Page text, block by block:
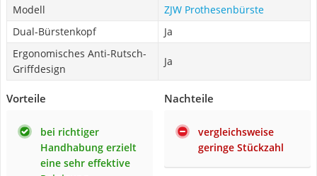
Modell
ZJW Prothesenbürste
Dual-Bürstenkopf
Ja
Ergonomisches Anti-Rutsch-
Griffdesign
Ja
Vorteile
bei richtiger
Handhabung erzielt
eine sehr effektive
Nachteile
vergleichsweise
geringe Stückzahl